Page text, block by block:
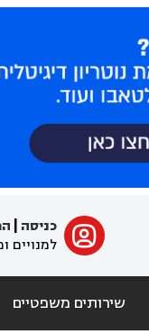
ﱐ כניסה
למנויים
שירותים משפטיים